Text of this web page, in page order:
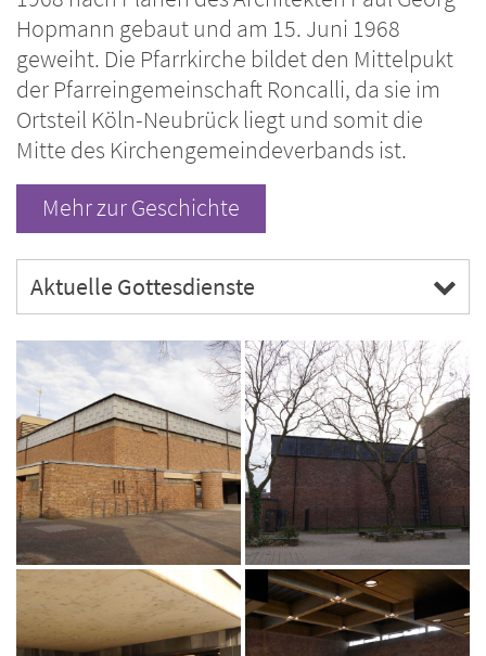
Hopmann gebaut und am 15. Juni 1968
geweiht. Die Pfarrkirche bildet den Mittelpukt
der Pfarreingemeinschaft Roncalli, da sie im
Ortsteil Köln-Neubrück liegt und somit die
Mitte des Kirchengemeindeverbands ist.
Mehr zur Geschichte
Aktuelle Gottesdienste